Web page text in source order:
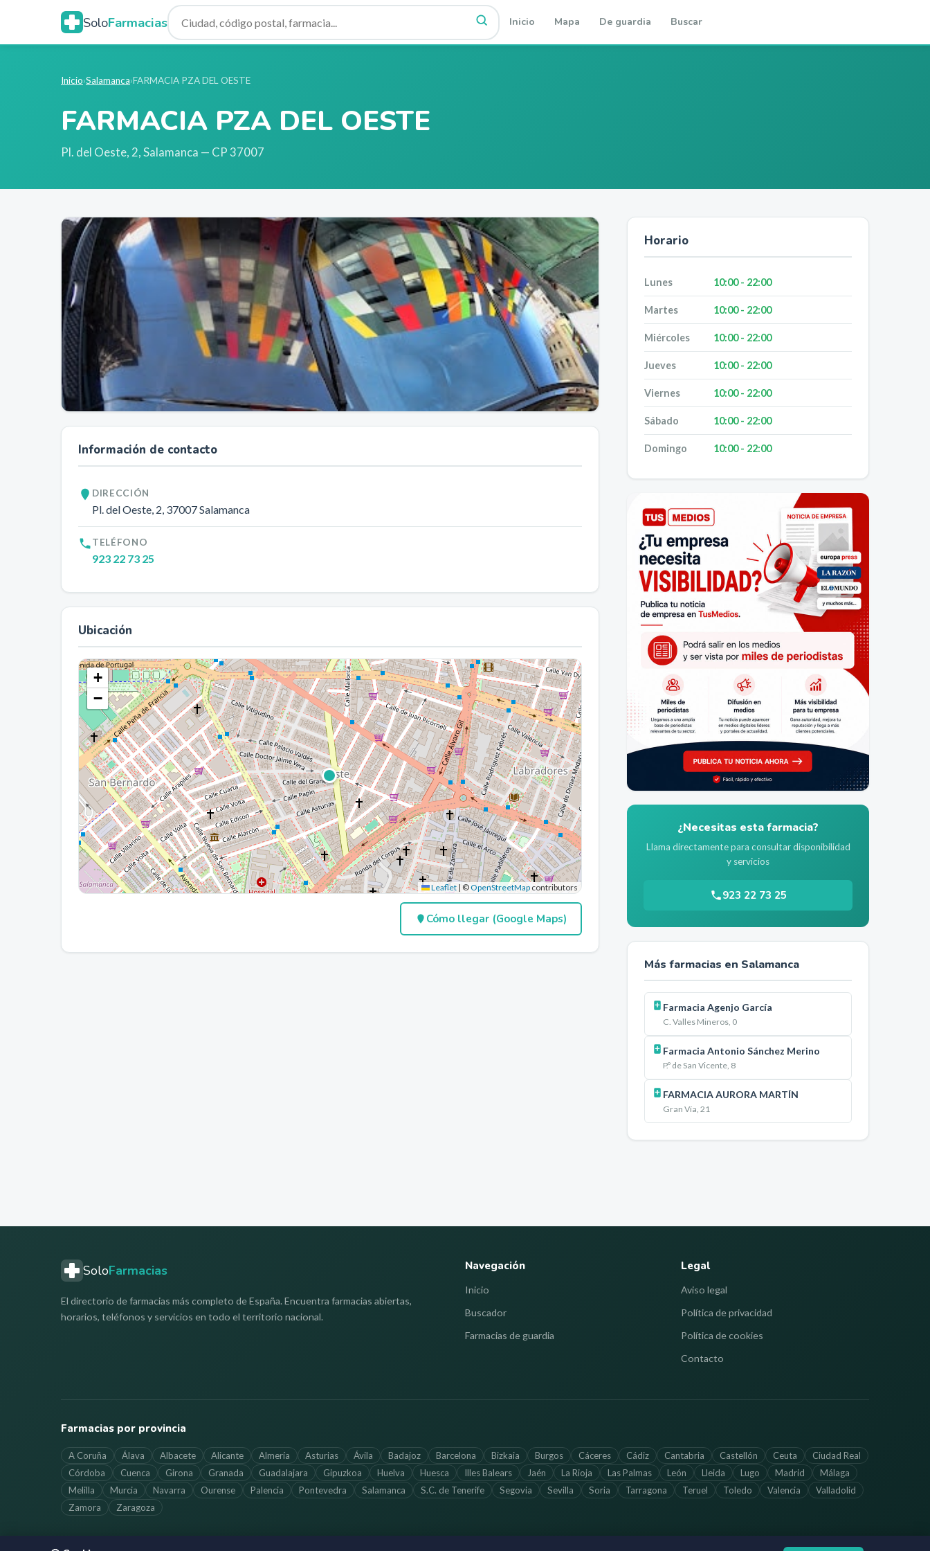
SoloFarmacias Inicio Mapa De guardia Buscar
Inicio›Salamanca›FARMACIA PZA DEL OESTE
FARMACIA PZA DEL OESTE
Pl. del Oeste, 2,Salamanca — CP 37007
Información de contacto
DIRECCIÓN
Pl. del Oeste, 2, 37007Salamanca
TELÉFONO
923 22 73 25
Ubicación
+
−
Leaflet | ©OpenStreetMap contributors
Cómo llegar (Google Maps)
Horario
Lunes 10:00 - 22:00
Martes 10:00 - 22:00
Miércoles 10:00 - 22:00
Jueves 10:00 - 22:00
Viernes 10:00 - 22:00
Sábado 10:00 - 22:00
Domingo 10:00 - 22:00
¿Necesitas esta farmacia?
Llama directamente para consultar disponibilidad
y servicios
923 22 73 25
Más farmacias en Salamanca
Farmacia Agenjo García
C. Valles Mineros, 0
Farmacia Antonio Sánchez Merino
P.º de San Vicente, 8
FARMACIA AURORA MARTÍN
Gran Vía, 21
SoloFarmacias
El directorio de farmacias más completo de España. Encuentra farmacias abiertas,
horarios, teléfonos y servicios en todo el territorio nacional.
Navegación
Inicio
Buscador
Farmacias de guardia
Legal
Aviso legal
Política de privacidad
Política de cookies
Contacto
Farmacias por provincia
A Coruña Álava Albacete Alicante Almería Asturias Ávila Badajoz Barcelona Bizkaia Burgos Cáceres Cádiz Cantabria Castellón Ceuta
Ciudad Real
Córdoba
Cuenca Girona Granada Guadalajara Gipuzkoa Huelva Huesca Illes Balears Jaén La Rioja Las Palmas León Lleida Lugo Madrid
Málaga
Melilla
Murcia Navarra Ourense Palencia Pontevedra Salamanca S.C. de Tenerife Segovia Sevilla Soria Tarragona Teruel Toledo Valencia
Valladolid
Zamora
Zaragoza